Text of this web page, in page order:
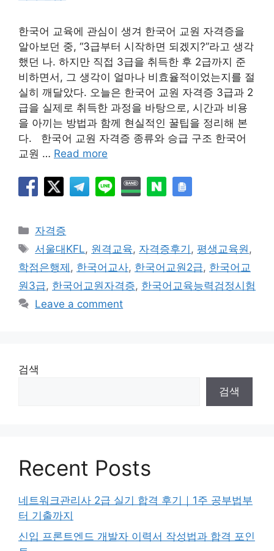
한국어 교육에 관심이 생겨 한국어 교원 자격증을
알아보던 중, “3급부터 시작하면 되겠지?”라고 생각
했던 나. 하지만 직접 3급을 취득한 후 2급까지 준
비하면서, 그 생각이 얼마나 비효율적이었는지를 절
실히 깨달았다. 오늘은 한국어 교원 자격증 3급과 2
급을 실제로 취득한 과정을 바탕으로, 시간과 비용
을 아끼는 방법과 함께 현실적인 꿀팁을 정리해 본
다. 한국어 교원 자격증 종류와 승급 구조 한국어
교원 … Read more
Categories
자격증
Tags
서울대KFL, 원격교육, 자격증후기 , 평생교육원,
학점은행제 , 한국어교사, 한국어교원2급, 한국어교
원3급, 한국어교원자격증, 한국어교육능력검정시험
Leave a comment
검색
검색
Recent Posts
네트워크관리사 2급 실기 합격 후기｜1주 공부법부
터 기출까지
신입 프론트엔드 개발자 이력서 작성법과 합격 포인